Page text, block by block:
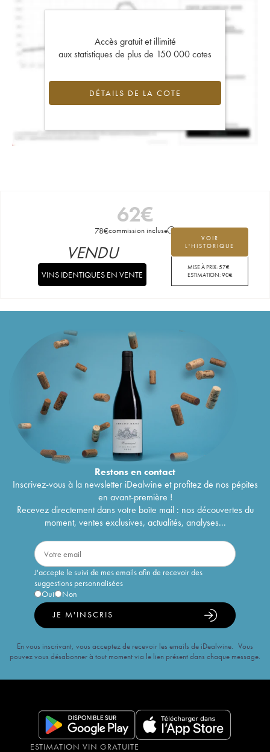
Accès gratuit et illimité
aux statistiques de plus de 150 000 cotes
DÉTAILS DE LA COTE
62€
78€commission incluse
VOIR
L'HISTORIQUE
MISE À PRIX:57€
ESTIMATION:90€
VENDU
VINS IDENTIQUES EN VENTE
Restons encontact
Inscrivez-vous à la newsletter iDealwine et profitez de nos pépites
en avant-première !
Recevez directement dans votre boîte mail : nos découvertes du
moment, ventes exclusives, actualités, analyses...
J'accepte le suivi de mes emails afin de recevoir des
suggestions personnalisées
Oui
Non
JE M'INSCRIS
En vous inscrivant, vous acceptez de recevoir les emails de iDealwine. Vous
pouvez vous désabonner à tout moment via le lien présent dans chaque message.
ESTIMATION VIN GRATUITE